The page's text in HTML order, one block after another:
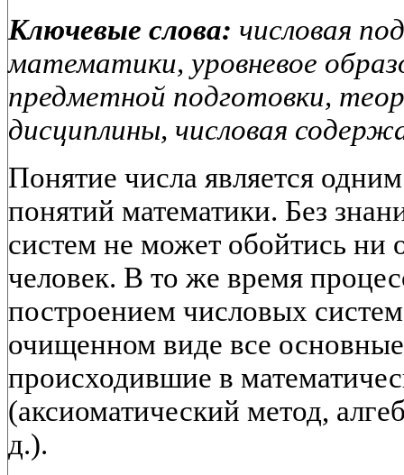
Ключевые слова: числовая
математики, уровневое
предметной подготовки,
дисциплины, числовая
Понятие числа является
понятий математики. Без
систем не может обойтись ни
человек. В то же время
построением числовых
очищенном виде все
происходившие в
(аксиоматический метод,
д.).